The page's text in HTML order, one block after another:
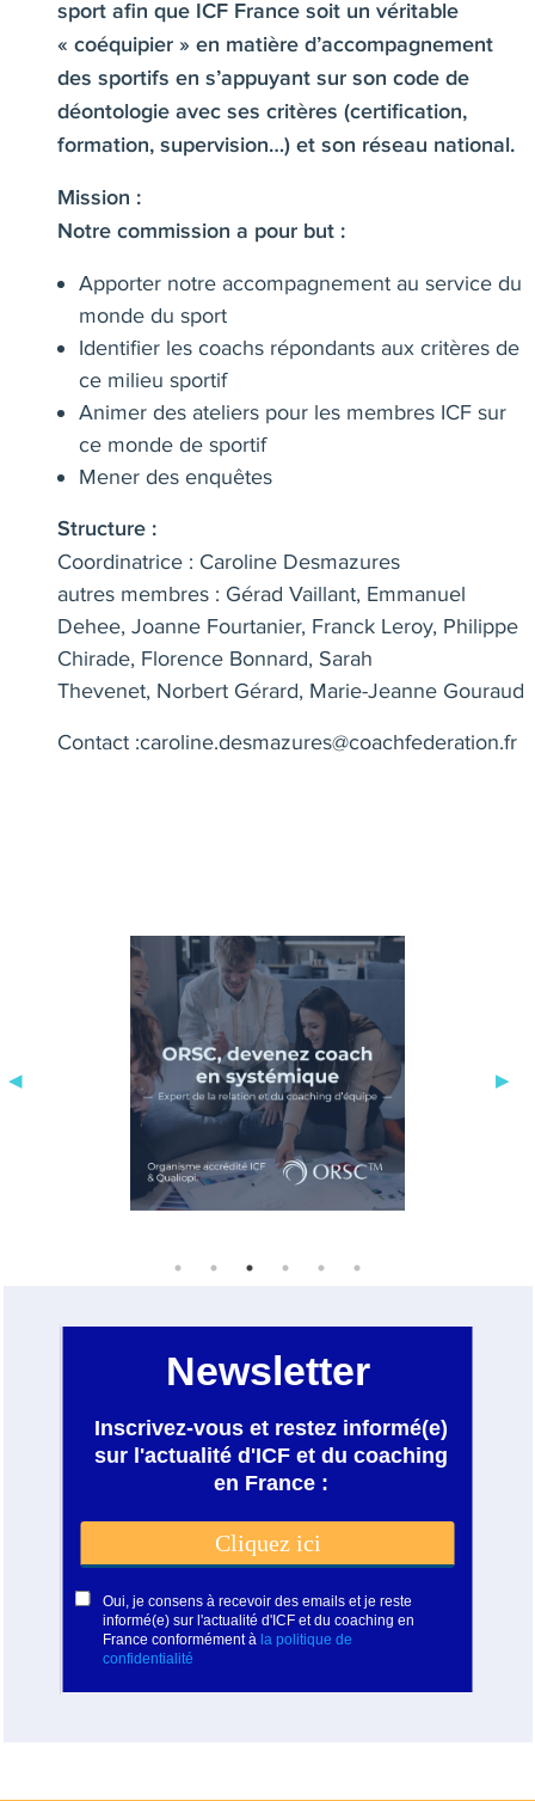
sport afin que ICF France soit un véritable
« coéquipier » en matière d’accompagnement
des sportifs en s’appuyant sur son code de
déontologie avec ses critères (certification,
formation, supervision…) et son réseau national.
Mission :
Notre commission a pour but :
Apporter notre accompagnement au service du
monde du sport
Identifier les coachs répondants aux critères de
ce milieu sportif
Animer des ateliers pour les membres ICF sur
ce monde de sportif
Mener des enquêtes
Structure :
Coordinatrice : Caroline Desmazures
autres membres : Gérad Vaillant, Emmanuel
Dehee, Joanne Fourtanier, Franck Leroy, Philippe
Chirade, Florence Bonnard, Sarah
Thevenet, Norbert Gérard, Marie-Jeanne Gouraud
Contact :caroline.desmazures@coachfederation.fr